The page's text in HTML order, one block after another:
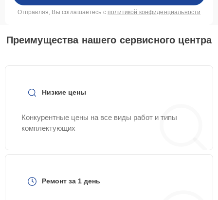
Отправляя, Вы соглашаетесь с политикой конфиденциальности
Преимущества нашего сервисного центра
Низкие цены
Конкурентные цены на все виды работ и типы
комплектующих
Ремонт за 1 день